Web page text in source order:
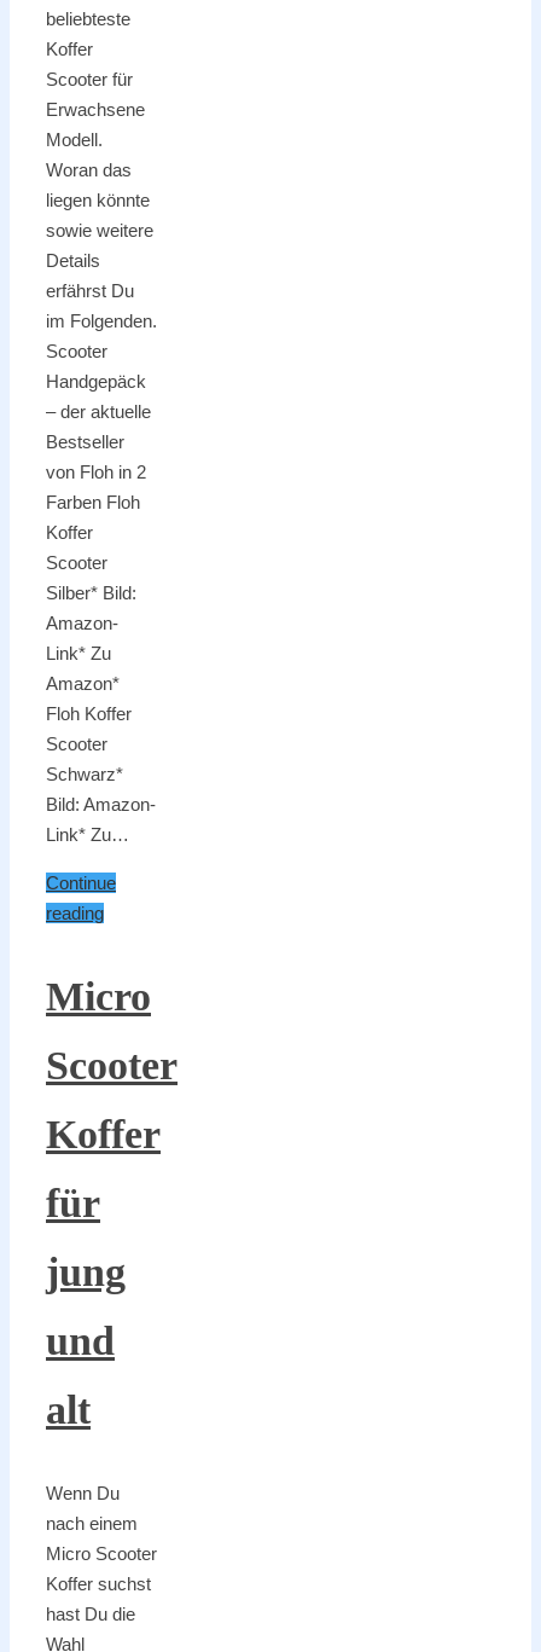
beliebteste
Koffer
Scooter für
Erwachsene
Modell.
Woran das
liegen könnte
sowie weitere
Details
erfährst Du
im Folgenden.
Scooter
Handgepäck
– der aktuelle
Bestseller
von Floh in 2
Farben Floh
Koffer
Scooter
Silber* Bild:
Amazon-
Link* Zu
Amazon*
Floh Koffer
Scooter
Schwarz*
Bild: Amazon-
Link* Zu…
Continue
reading
Micro
Scooter
Koffer
für
jung
und
alt
Wenn Du
nach einem
Micro Scooter
Koffer suchst
hast Du die
Wahl